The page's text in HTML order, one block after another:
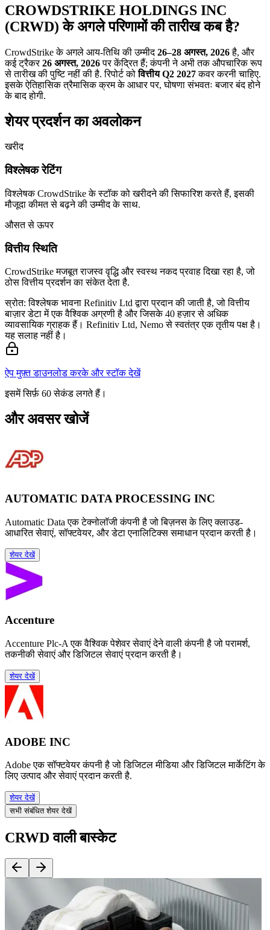
CROWDSTRIKE HOLDINGS INC
(CRWD) के अगले परिणामों की तारीख कब है?
CrowdStrike के अगले आय-तिथि की उम्मीद26–28 अगस्त, 2026है, और
कई ट्रैकर26 अगस्त, 2026पर केंद्रित हैं; कंपनी ने अभी तक औपचारिक रूप
से तारीख की पुष्टि नहीं की है. रिपोर्ट कोवित्तीय Q2 2027कवर करनी चाहिए.
इसके ऐतिहासिक त्रैमासिक क्रम के आधार पर, घोषणा संभवतः बजार बंद होने
के बाद होगी.
शेयर प्रदर्शन का अवलोकन
खरीद
विश्लेषक रेटिंग
विश्लेषक CrowdStrike के स्टॉक को खरीदने की सिफारिश करते हैं, इसकी
मौजूदा कीमत से बढ़ने की उम्मीद के साथ.
औसत से ऊपर
वित्तीय स्थिति
CrowdStrike मजबूत राजस्व वृद्धि और स्वस्थ नकद प्रवाह दिखा रहा है, जो
ठोस वित्तीय प्रदर्शन का संकेत देता है.
स्रोत: विश्लेषक भावना Refinitiv Ltd द्वारा प्रदान की जाती है, जो वित्तीय
बाज़ार डेटा में एक वैश्विक अग्रणी है और जिसके 40 हज़ार से अधिक
व्यावसायिक ग्राहक हैं। Refinitiv Ltd, Nemo से स्वतंत्र एक तृतीय पक्ष है।
यह सलाह नहीं है।
ऐप मुफ़्त डाउनलोड करके और स्टॉक देखें
इसमें सिर्फ़ 60 सेकंड लगते हैं।
और अवसर खोजें
AUTOMATIC DATA PROCESSING INC
Automatic Data एक टेक्नोलॉजी कंपनी है जो बिज़नस के लिए क्लाउड-
आधारित सेवाएं, सॉफ्टवेयर, और डेटा एनालिटिक्स समाधान प्रदान करती है।
शेयर देखें
Accenture
Accenture Plc-A एक वैश्विक पेशेवर सेवाएं देने वाली कंपनी है जो परामर्श,
तकनीकी सेवाएं और डिजिटल सेवाएं प्रदान करती है।
शेयर देखें
ADOBE INC
Adobe एक सॉफ्टवेयर कंपनी है जो डिजिटल मीडिया और डिजिटल मार्केटिंग के
लिए उत्पाद और सेवाएं प्रदान करती है.
शेयर देखें
सभी संबंधित शेयर देखें
CRWD वाली बास्केट